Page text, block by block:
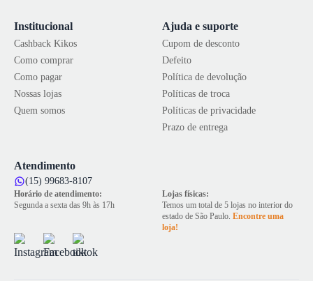
Institucional
Cashback Kikos
Como comprar
Como pagar
Nossas lojas
Quem somos
Ajuda e suporte
Cupom de desconto
Defeito
Política de devolução
Políticas de troca
Políticas de privacidade
Prazo de entrega
Atendimento
(15) 99683-8107
Horário de atendimento:
Segunda a sexta das 9h às 17h
Lojas físicas:
Temos um total de 5 lojas no interior do
estado de São Paulo. Encontre uma
loja!